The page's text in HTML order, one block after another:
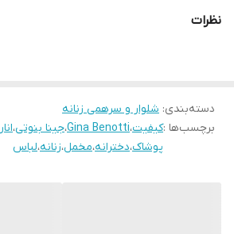
نظرات
دسته‌بندی: شلوار و سرهمی زنانه
برچسب‌ها :کیفیت،Gina Benotti،جینا بنوتی،انار
پوشاک،دخترانه،مخمل،زنانه،لباس